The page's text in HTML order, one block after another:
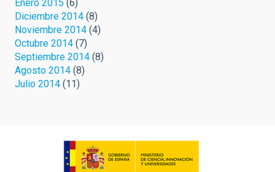
Enero 2015 (6)
Diciembre 2014 (8)
Noviembre 2014 (4)
Octubre 2014 (7)
Septiembre 2014 (8)
Agosto 2014 (8)
Julio 2014 (11)